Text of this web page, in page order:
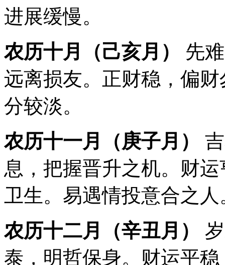
进展缓慢。
农历十月（己亥月）
先
远离损友。正财稳，偏
分较淡。
农历十一月（庚子月）
息，把握晋升之机。财
卫生。易遇情投意合之人
农历十二月（辛丑月）
泰，明哲保身。财运平